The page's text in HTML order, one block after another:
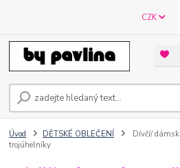
CZK
Úvod DĚTSKÉ OBLEČENÍ
Dívčí/
trojúhelníky